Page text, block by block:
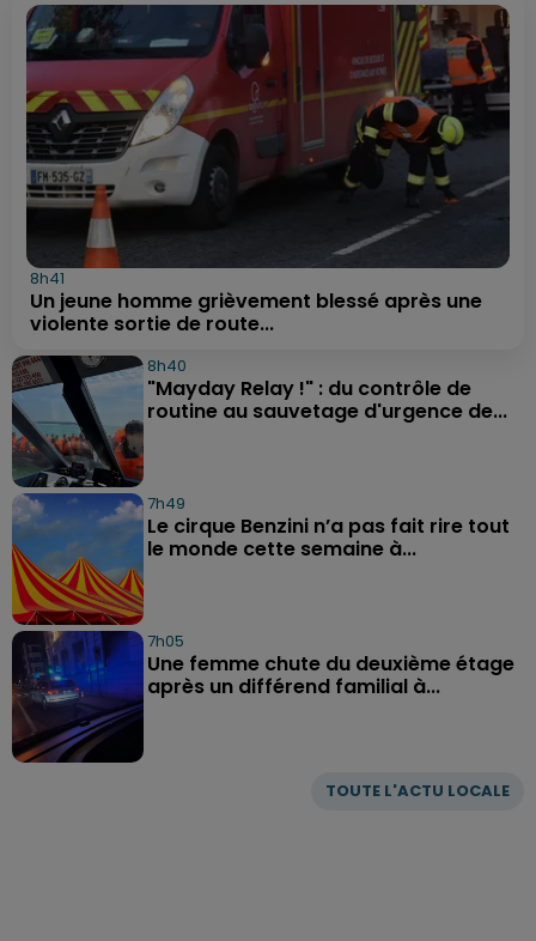
TOUTE L'ACTU LOCALE
8h41
Un jeune homme grièvement blessé après une
violente sortie de route...
8h40
"Mayday Relay !" : du contrôle de
routine au sauvetage d'urgence de...
7h49
Le cirque Benzini n’a pas fait rire tout
le monde cette semaine à...
7h05
Une femme chute du deuxième étage
après un différend familial à...